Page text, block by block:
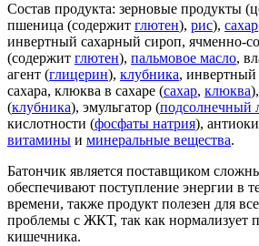
Состав продукта: зерновые продукты
пшеница (содержит глютен), рис), сахар
инвертный сахарный сироп, ячменно-
(содержит глютен), пальмовое масло,
агент (глицерин), клубника, инвертный
сахара, клюква в сахаре (сахар, клюква),
(клубника), эмульгатор (подсолнечный
кислотности (фосфаты натрия),
витамины и минеральные вещества.
Батончик является поставщиком
обеспечивают поступление энергии в
времени, также продукт полезен для
проблемы с ЖКТ, так как нормализует
кишечника.